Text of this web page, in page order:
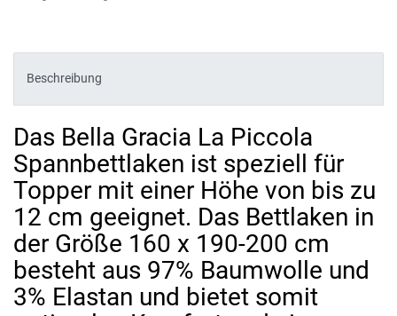
Beschreibung
Das Bella Gracia La Piccola
Spannbettlaken ist speziell für
Topper mit einer Höhe von bis zu
12 cm geeignet. Das Bettlaken in
der Größe 160 x 190-200 cm
besteht aus 97% Baumwolle und
3% Elastan und bietet somit